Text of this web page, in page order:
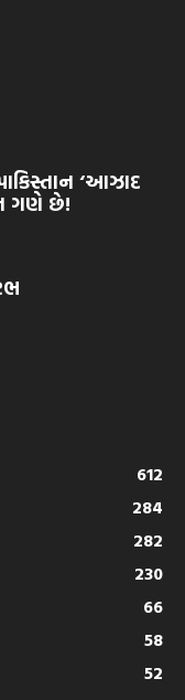
‘આઝાદ
ગણે છે!
612
284
282
230
66
58
52